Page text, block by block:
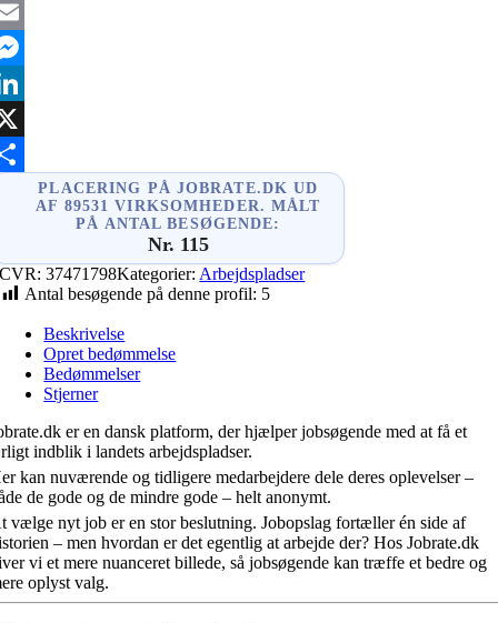
PLACERING PÅ JOBRATE.DK UD
AF 89531 VIRKSOMHEDER. MÅLT
PÅ ANTAL BESØGENDE:
Nr. 115
CVR:37471798Kategorier: Arbejdspladser
Antal besøgende på denne profil: 5
Beskrivelse
Opret bedømmelse
Bedømmelser
Stjerner
er en dansk platform, der hjælper jobsøgende med at få et
indblik i landets arbejdspladser.
kan nuværende og tidligere medarbejdere dele deres oplevelser –
de gode og de mindre gode – helt anonymt.
vælge nyt job er en stor beslutning. Jobopslag fortæller én side af
– men hvordan er det egentlig at arbejde der? Hos Jobrate.dk
vi et mere nuanceret billede, så jobsøgende kan træffe et bedre og
oplyst valg.